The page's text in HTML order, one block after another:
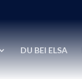
DU BEI ELSA